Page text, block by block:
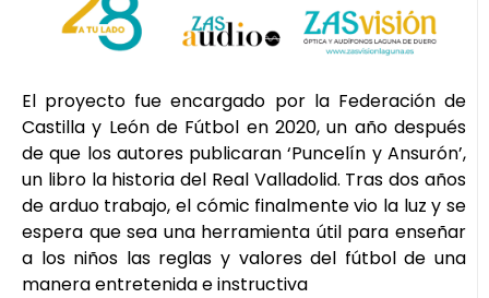
El proyecto fue encargado por la Federación de
Castilla y León de Fútbol en 2020, un año después
de que los autores publicaran ‘Puncelín y Ansurón’,
un libro la historia del Real Valladolid. Tras dos años
de arduo trabajo, el cómic finalmente vio la luz y se
espera que sea una herramienta útil para enseñar
a los niños las reglas y valores del fútbol de una
manera entretenida e instructiva